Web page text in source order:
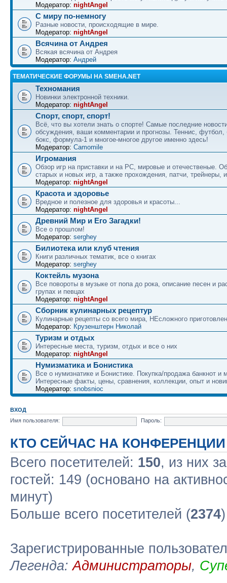
Модератор: nightAngel
С миру по-немногу
Разные новости, происходящие в мире.
Модератор: nightAngel
Всячина от Андрея
Всякая всячина от Андрея
Модератор: Андрей
ТЕМАТИЧЕСКИЕ ФОРУМЫ НА SMEHA.NET
Техномания
Новинки электронной техники.
Модератор: nightAngel
Спорт, спорт, спорт!
Всё, что вы хотели знать о спорте! Самые последние
обсуждения, ваши комментарии и прогнозы. Теннис, футбол,
бокс, формула-1 и многое-многое другое именно здесь!
Модератор: Camomile
Игромания
Обзор игр на приставки и на PC, мировые и отечественые.
старых и новых игр, а также прохождения, патчи, трейнеры,
Модератор: nightAngel
Красота и здоровье
Вредное и полезное для здоровья и красоты...
Модератор: nightAngel
Древний Мир и Его Загадки!
Все о прошлом!
Модератор: serghey
Билиотека или клуб чтения
Книги различных тематик, все о книгах
Модератор: serghey
Коктейль музона
Все повороты в музыке от попа до рока, описание песен и
групах и певцах
Модератор: nightAngel
Сборник кулинарных рецептур
Кулинарные рецепты со всего мира, НЕсложного
Модератор: Крузенштерн Николай
Туризм и отдых
Интересные места, туризм, отдых и все о них
Модератор: nightAngel
Нумизматика и Бонистика
Все о нумизнатике и Бонистике. Покупка/продажа банкнот и
Интересные факты, цены, сравнения, коллекции, опыт и
Модератор: snobsnioc
ВХОД
Имя пользователя:
Пароль:
КТО СЕЙЧАС НА КОНФЕРЕНЦИИ
Всего посетителей: 150, из них
гостей: 149 (основано на
минут)
Больше всего посетителей (2374
Зарегистрированные
Легенда:Администраторы,